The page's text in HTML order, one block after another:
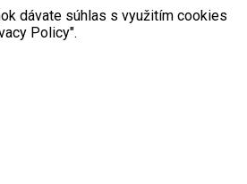
dávate súhlas s využitím cookies
Policy".